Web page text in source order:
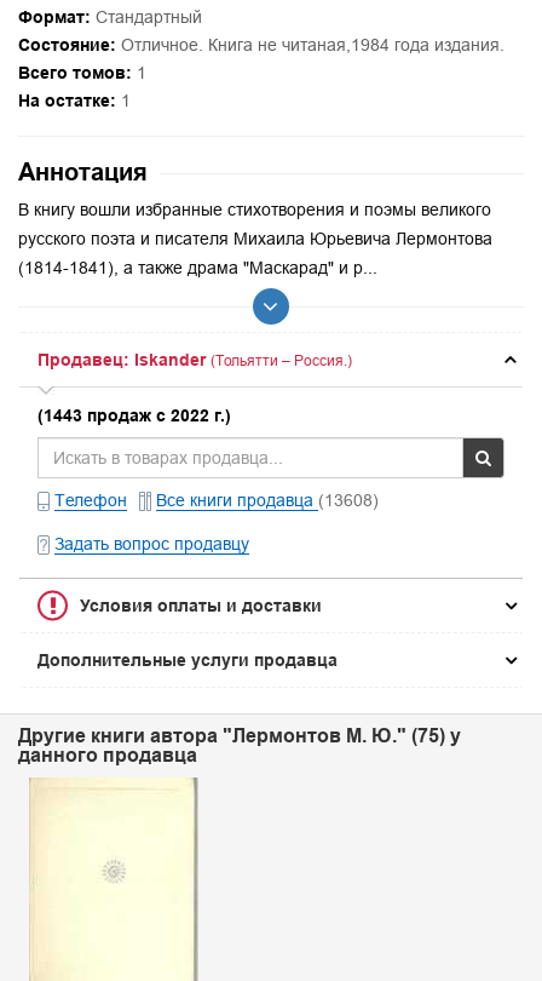
Формат: Стандартный
Состояние: Отличное. Книга не читаная,1984 года издания.
Всего томов: 1
На остатке: 1
Аннотация
В книгу вошли избранные стихотворения и поэмы великого
русского поэта и писателя Михаила Юрьевича Лермонтова
(1814-1841), а также драма "Маскарад" и р...
Продавец: Iskander (Тольятти – Россия.)
(1443 продаж с 2022 г.)
Телефон Все книги продавца (13608)
Задать вопрос продавцу
Условия оплаты и доставки
Дополнительные услуги продавца
Другие книги автора "Лермонтов М. Ю." (75) у
данного продавца